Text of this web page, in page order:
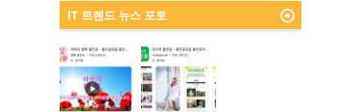
IT 트렌드 뉴스 포토